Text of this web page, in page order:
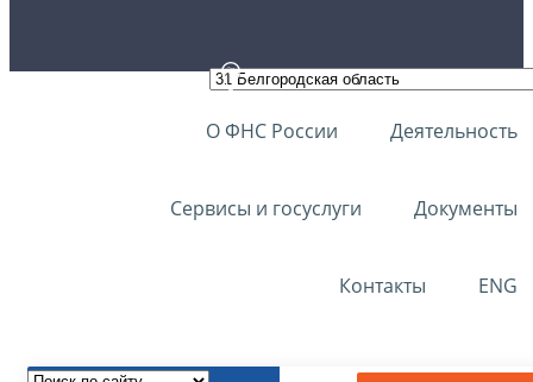
О ФНС России Деятельность
Сервисы и госуслуги Документы
Контакты ENG